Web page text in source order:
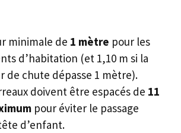
minimale de 1 mètre pour les
d’habitation (et 1,10 m si la
de chute dépasse 1 mètre).
doivent être espacés de 11
pour éviter le passage
d’enfant.